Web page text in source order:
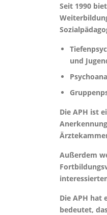
Seit 1990
und
Die APH ist
Außerdem
Die APH hat
bedeutet,